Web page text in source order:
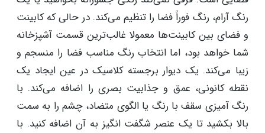
رنگ آرام، رنگ فوراً فضا را تنظیم می‌کند. در حالی که کابینت
و فضای بین کابینت‌ها معمولا غالب‌ترین قسمت آشپزخانه
شما خواهد بود، اما انتخاب رنگ مناسب فضا را منسجم و
زیبا می‌کند. یک دیوار برجسته کلاسیک در عین ایجاد یک
نقطه کانونی، عمق و جذابیت بصری را اضافه می‌کند. با
رنگ آمیزی سقف با رنگ یا الگوی متضاد، چشم را به سمت
بالا بکشید تا یک عنصر شگفت انگیز به آن اضافه کنید. با